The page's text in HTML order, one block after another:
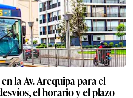
la Av. Arequipa para el
el horario y el plazo